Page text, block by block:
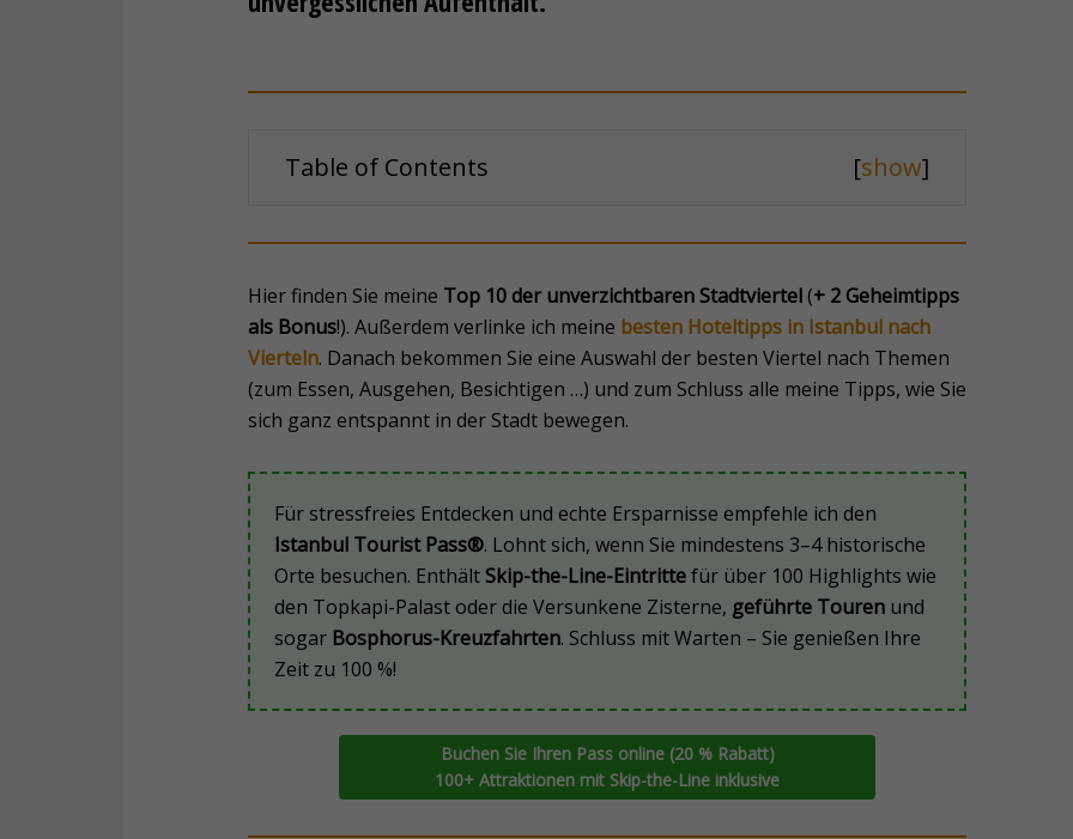
Table of Contents [show]
Hier finden Sie meine Top 10 der unverzichtbaren Stadtviertel(+ 2 Geheimtipps
als Bonus!). Außerdem verlinke ich meine besten Hoteltipps in Istanbul nach
Vierteln. Danach bekommen Sie eine Auswahl der besten Viertel nach Themen
(zum Essen, Ausgehen, Besichtigen …) und zum Schluss alle meine Tipps, wie Sie
sich ganz entspannt in der Stadt bewegen.
Für stressfreies Entdecken und echte Ersparnisse empfehle ich den
Istanbul Tourist Pass®. Lohnt sich, wenn Sie mindestens 3–4 historische
Orte besuchen. EnthältSkip-the-Line-Eintrittefür über 100 Highlights wie
den Topkapi-Palast oder die Versunkene Zisterne, geführte Touren und
sogar Bosphorus-Kreuzfahrten. Schluss mit Warten – Sie genießen Ihre
Zeit zu 100 %!
Buchen Sie Ihren Pass online (20 % Rabatt)
100+ Attraktionen mit Skip-the-Line inklusive